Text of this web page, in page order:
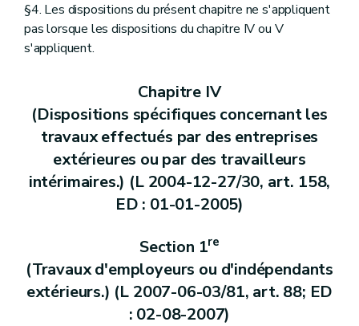
§4. Les dispositions du présent chapitre ne s'appliquent
pas lorsque les dispositions du chapitre IV ou V
s'appliquent.
Chapitre IV
(Dispositions spécifiques concernant les
travaux effectués par des entreprises
extérieures ou par des travailleurs
intérimaires.) (L 2004-12-27/30, art. 158,
ED : 01-01-2005)
Section 1re
(Travaux d'employeurs ou d'indépendants
extérieurs.) (L 2007-06-03/81, art. 88; ED
: 02-08-2007)